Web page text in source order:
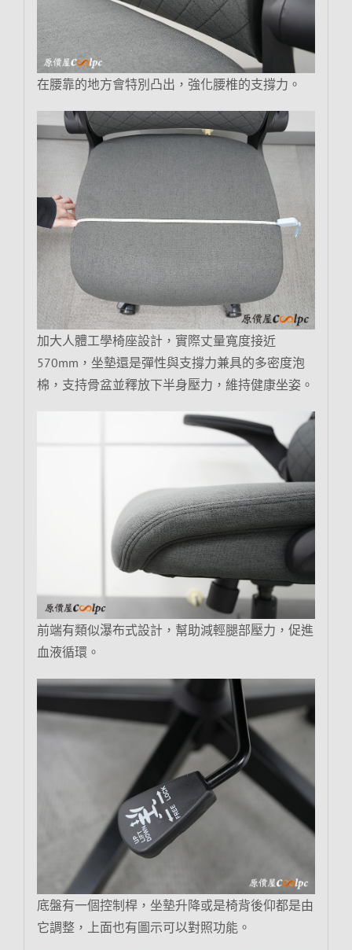
在腰靠的地方會特別凸出，強化腰椎的支撐力。
加大人體工學椅座設計，實際丈量寬度接近
570mm，坐墊還是彈性與支撐力兼具的多密度泡
棉，支持骨盆並釋放下半身壓力，維持健康坐姿。
前端有類似瀑布式設計，幫助減輕腿部壓力，促進
血液循環。
底盤有一個控制桿，坐墊升降或是椅背後仰都是由
它調整，上面也有圖示可以對照功能。